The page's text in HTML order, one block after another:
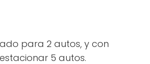
para 2 autos, y con
5 autos.